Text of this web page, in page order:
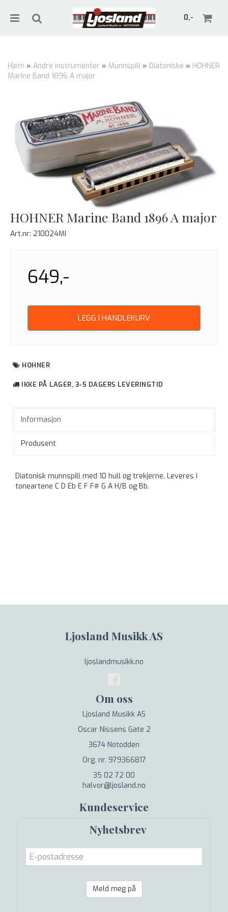
0,-
Hjem » Andre instrumenter » Munnspill » Diatoniske » HOHNER
Marine Band 1896 A major
HOHNER Marine Band 1896 A major
Art.nr: 210024MI
649,-
LEGG I HANDLEKURV
HOHNER
IKKE PÅ LAGER, 3-5 DAGERS LEVERINGTID
Informasjon
Produsent
Diatonisk munnspill med 10 hull og trekjerne. Leveres i
toneartene C D Eb E F F# G A H/B og Bb.
Ljosland Musikk AS
ljoslandmusikk.no
Om oss
Ljosland Musikk AS
Oscar Nissens Gate 2
3674 Notodden
Org. nr. 979366817
35 02 72 00
halvor@ljosland.no
Kundeservice
Nyhetsbrev
Meld meg på